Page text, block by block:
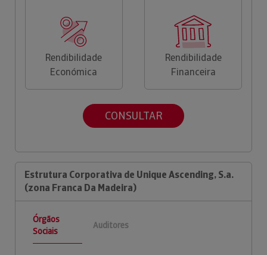
Rendibilidade
Económica
Rendibilidade
Financeira
CONSULTAR
Estrutura Corporativa de Unique Ascending, S.a.
(zona Franca Da Madeira)
Órgãos
Sociais
Auditores